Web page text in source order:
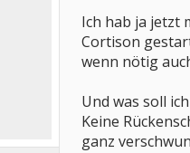
Ich hab ja jetzt
Cortison
wenn nötig
Und was soll
Keine
ganz